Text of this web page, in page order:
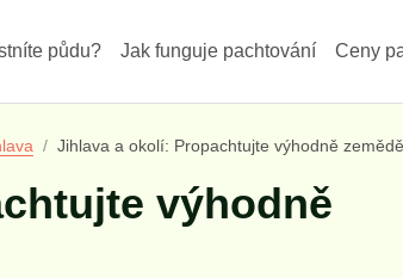
půdu? Jak funguje pachtování Ceny
Jihlava a okolí: Propachtujte výhodně
výhodně